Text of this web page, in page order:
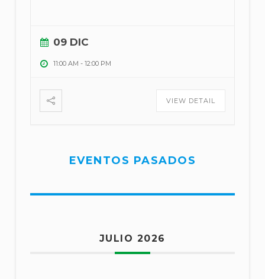
09 DIC
11:00 AM - 12:00 PM
VIEW DETAIL
EVENTOS PASADOS
JULIO 2026